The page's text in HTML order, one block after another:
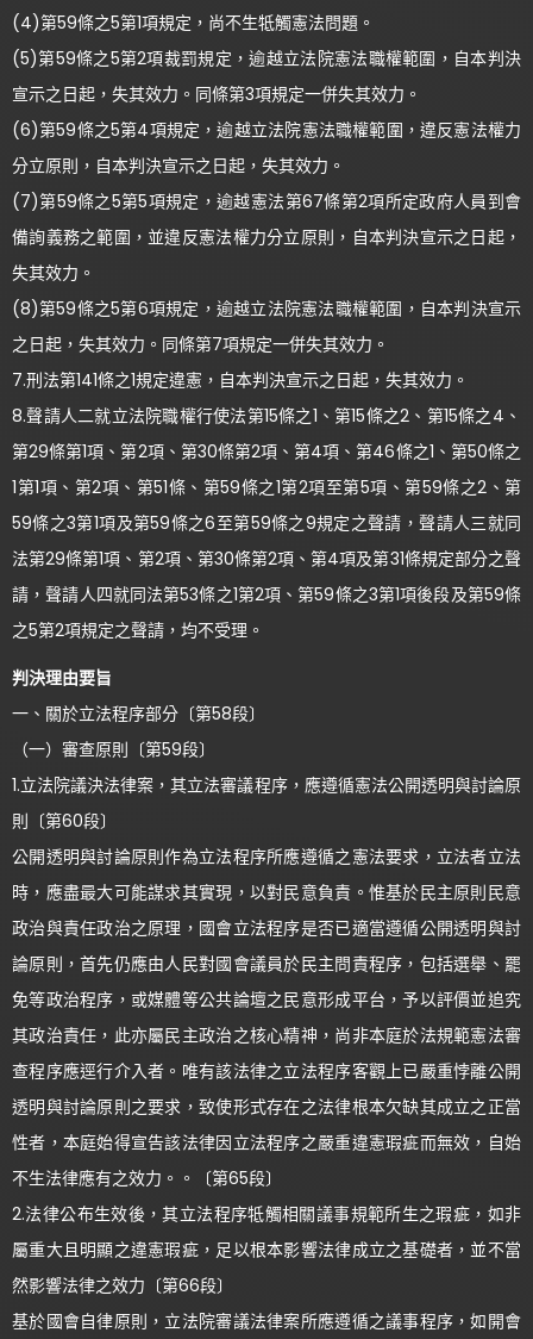
(4)第59條之5第1項規定，尚不生牴觸憲法問題。
(5)第59條之5第2項裁罰規定，逾越立法院憲法職權範圍，自本判決
宣示之日起，失其效力。同條第3項規定一併失其效力。
(6)第59條之5第4項規定，逾越立法院憲法職權範圍，違反憲法權力
分立原則，自本判決宣示之日起，失其效力。
(7)第59條之5第5項規定，逾越憲法第67條第2項所定政府人員到會
備詢義務之範圍，並違反憲法權力分立原則，自本判決宣示之日起，
失其效力。
(8)第59條之5第6項規定，逾越立法院憲法職權範圍，自本判決宣示
之日起，失其效力。同條第7項規定一併失其效力。
7.刑法第141條之1規定違憲，自本判決宣示之日起，失其效力。
8.聲請人二就立法院職權行使法第15條之1、第15條之2、第15條之4、
第29條第1項、第2項、第30條第2項、第4項、第46條之1、第50條之
1第1項、第2項、第51條、第59條之1第2項至第5項、第59條之2、第
59條之3第1項及第59條之6至第59條之9規定之聲請，聲請人三就同
法第29條第1項、第2項、第30條第2項、第4項及第31條規定部分之聲
請，聲請人四就同法第53條之1第2項、第59條之3第1項後段及第59條
之5第2項規定之聲請，均不受理。
判決理由要旨
一、關於立法程序部分〔第58段〕
（一）審查原則〔第59段〕
1.立法院議決法律案，其立法審議程序，應遵循憲法公開透明與討論原
則〔第60段〕
公開透明與討論原則作為立法程序所應遵循之憲法要求，立法者立法
時，應盡最大可能謀求其實現，以對民意負責。惟基於民主原則民意
政治與責任政治之原理，國會立法程序是否已適當遵循公開透明與討
論原則，首先仍應由人民對國會議員於民主問責程序，包括選舉、罷
免等政治程序，或媒體等公共論壇之民意形成平台，予以評價並追究
其政治責任，此亦屬民主政治之核心精神，尚非本庭於法規範憲法審
查程序應逕行介入者。唯有該法律之立法程序客觀上已嚴重悖離公開
透明與討論原則之要求，致使形式存在之法律根本欠缺其成立之正當
性者，本庭始得宣告該法律因立法程序之嚴重違憲瑕疵而無效，自始
不生法律應有之效力。。〔第65段〕
2.法律公布生效後，其立法程序牴觸相關議事規範所生之瑕疵，如非
屬重大且明顯之違憲瑕疵，足以根本影響法律成立之基礎者，並不當
然影響法律之效力〔第66段〕
基於國會自律原則，立法院審議法律案所應遵循之議事程序，如開會